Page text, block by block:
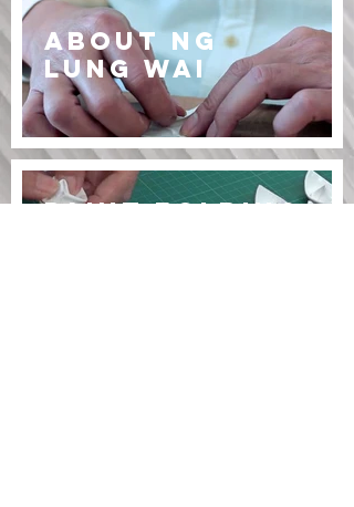
About Ng
Lung wai
Paint folding